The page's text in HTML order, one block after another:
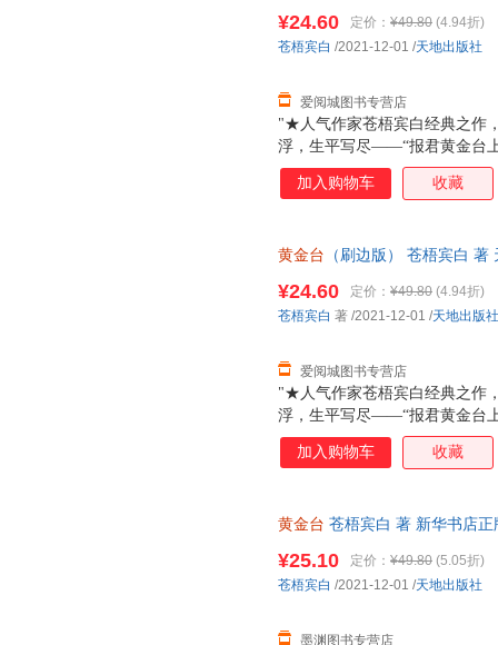
"★人气作家苍梧宾白经典之作
浮，生平写尽——“报君黄金台
负天下人，他不负他★凡有所
哭，十二载光阴，岁如长河，
¥24.60 定价： ¥49.80 (4.94折)
爱阅城图书专营店
苍梧宾白 /2021-12-01 /天地出版社
加入购物车 收藏
黄金台 （刷边版） 苍梧宾白
"★人气作家苍梧宾白经典之作
浮，生平写尽——“报君黄金台
负天下人，他不负他★凡有所
哭，十二载光阴，岁如长河，
¥24.60 定价： ¥49.80 (4.94折)
爱阅城图书专营店
苍梧宾白 著 /2021-12-01 /天地出版社
加入购物车 收藏
黄金台 苍梧宾白 著 新华书店
¥25.10 定价： ¥49.80 (5.05折)
墨渊图书专营店
苍梧宾白 /2021-12-01 /天地出版社